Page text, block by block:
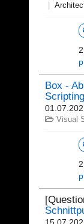
Box -
Visual